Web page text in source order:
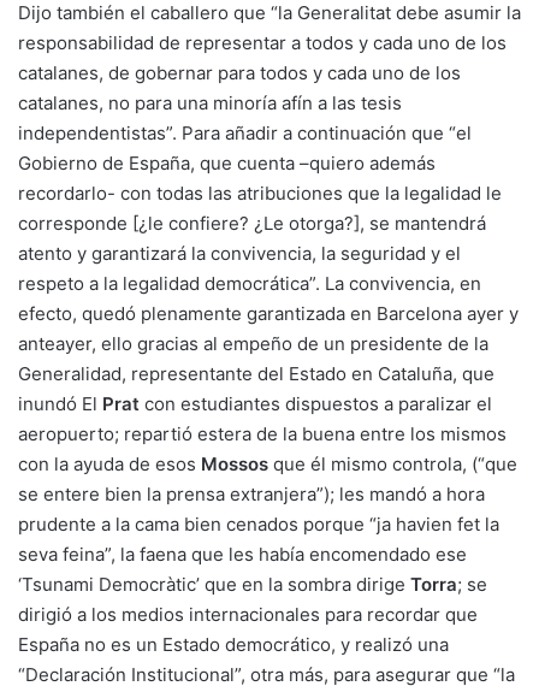
Dijo también el caballero que “la Generalitat debe asumir la
responsabilidad de representar a todos y cada uno de los
catalanes, de gobernar para todos y cada uno de los
catalanes, no para una minoría afín a las tesis
independentistas”. Para añadir a continuación que “el
Gobierno de España, que cuenta –quiero además
recordarlo- con todas las atribuciones que la legalidad le
corresponde [¿le confiere? ¿Le otorga?], se mantendrá
atento y garantizará la convivencia, la seguridad y el
respeto a la legalidad democrática”. La convivencia, en
efecto, quedó plenamente garantizada en Barcelona ayer y
anteayer, ello gracias al empeño de un presidente de la
Generalidad, representante del Estado en Cataluña, que
inundó El Prat con estudiantes dispuestos a paralizar el
aeropuerto; repartió estera de la buena entre los mismos
con la ayuda de esos Mossos que él mismo controla, (“que
se entere bien la prensa extranjera”); les mandó a hora
prudente a la cama bien cenados porque “ja havien fet la
seva feina”, la faena que les había encomendado ese
‘Tsunami Democràtic’ que en la sombra dirige Torra; se
dirigió a los medios internacionales para recordar que
España no es un Estado democrático, y realizó una
“Declaración Institucional”, otra más, para asegurar que “la